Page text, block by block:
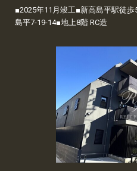
■2025年11月竣工■新高島平駅徒
島平7-19-14■地上8階 RC造